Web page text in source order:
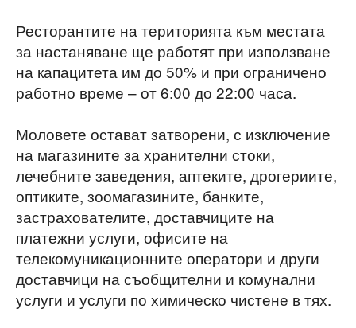
Ресторантите на територията към местата
за настаняване ще работят при използване
на капацитета им до 50% и при ограничено
работно време – от 6:00 до 22:00 часа.
Моловете остават затворени, с изключение
на магазините за хранителни стоки,
лечебните заведения, аптеките, дрогериите,
оптиките, зоомагазините, банките,
застрахователите, доставчиците на
платежни услуги, офисите на
телекомуникационните оператори и други
доставчици на съобщителни и комунални
услуги и услуги по химическо чистене в тях.